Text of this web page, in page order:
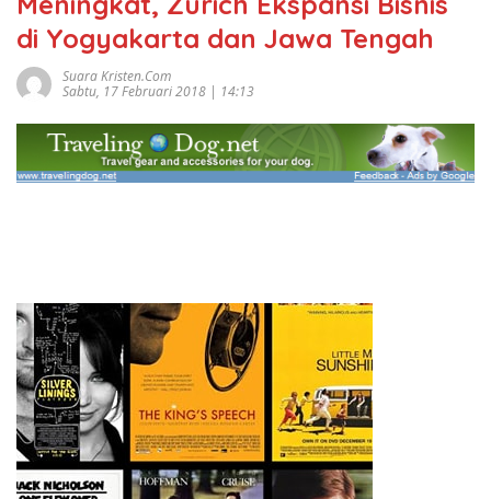
di Yogyakarta dan Jawa Tengah
Suara Kristen.com
Sabtu, 17 Februari 2018 | 14:13